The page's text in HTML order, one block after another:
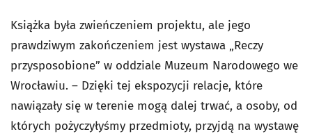
Książka była zwieńczeniem projektu, ale jego
prawdziwym zakończeniem jest wystawa „Reczy
przysposobione” w oddziale Muzeum Narodowego we
Wrocławiu. – Dzięki tej ekspozycji relacje, które
nawiązały się w terenie mogą dalej trwać, a osoby, od
których pożyczyłyśmy przedmioty, przyjdą na wystawę